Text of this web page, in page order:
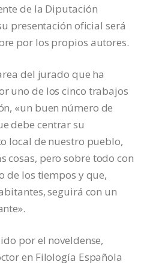
de la Diputación
presentación oficial será
por los propios autores.
del jurado que ha
uno de los cinco trabajos
«un buen número de
debe centrar su
local de nuestro pueblo,
cosas, pero sobre todo con
de los tiempos y que,
seguirá con un
por el noveldense,
en Filología Española